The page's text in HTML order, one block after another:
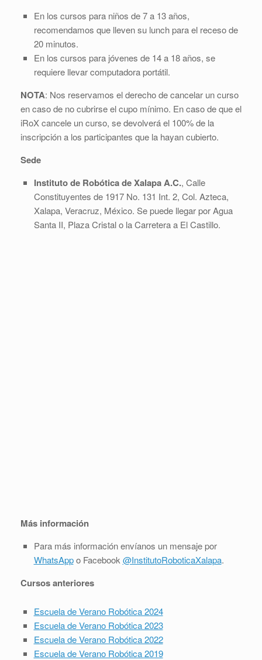
En los cursos para niños de 7 a 13 años,
recomendamos que lleven su lunch para el receso de
20 minutos.
En los cursos para jóvenes de 14 a 18 años, se
requiere llevar computadora portátil.
NOTA: Nos reservamos el derecho de cancelar un curso
en caso de no cubrirse el cupo mínimo. En caso de que el
iRoX cancele un curso, se devolverá el 100% de la
inscripción a los participantes que la hayan cubierto.
Sede
Instituto de Robótica de Xalapa A.C., Calle
Constituyentes de 1917 No. 131 Int. 2, Col. Azteca,
Xalapa, Veracruz, México. Se puede llegar por Agua
Santa II, Plaza Cristal o la Carretera a El Castillo.
Más información
Para más información envíanos un mensaje por
WhatsAppo Facebook @InstitutoRoboticaXalapa.
Cursos anteriores
Escuela de Verano Robótica 2024
Escuela de Verano Robótica 2023
Escuela de Verano Robótica 2022
Escuela de Verano Robótica 2019